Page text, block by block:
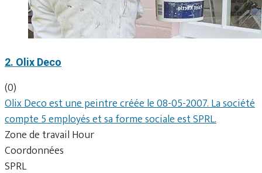
2. Olix Deco
(0)
Olix Deco est une peintre créée le 08-05-2007. La société
compte 5 employés et sa forme sociale est SPRL.
Zone de travail Hour
Coordonnées
SPRL